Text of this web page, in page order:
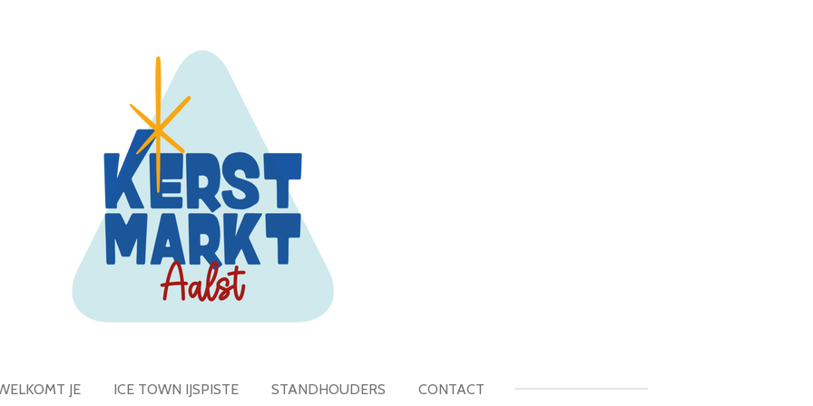
JE ICE TOWN IJSPISTE STANDHOUDERS CONTACT